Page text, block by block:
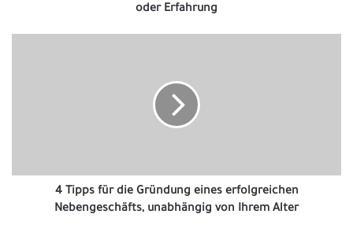
oder Erfahrung
unabhängig
4 Tipps für die Gründung eines erfolgreichen
Nebengeschäfts, unabhängig von Ihrem Alter